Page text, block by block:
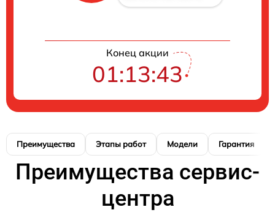
Конец акции
01:13:42
Преимущества Этапы работ Модели Гарантия
Преимущества сервис-
центра